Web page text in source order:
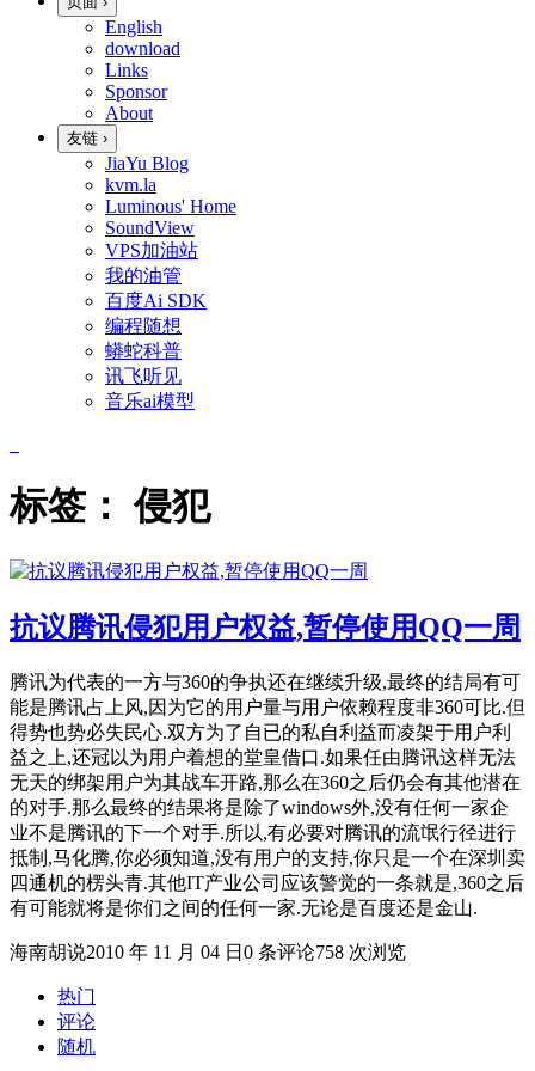
English
download
Links
Sponsor
About
友链 ›
JiaYu Blog
kvm.la
Luminous' Home
SoundView
VPS加油站
我的油管
百度Ai SDK
编程随想
蟒蛇科普
讯飞听见
音乐ai模型
标签：侵犯
抗议腾讯侵犯用户权益,暂停使用QQ一周
腾讯为代表的一方与360的争执还在继续升级,最终的结局有可
能是腾讯占上风,因为它的用户量与用户依赖程度非360可比.但
得势也势必失民心.双方为了自已的私自利益而凌架于用户利
益之上,还冠以为用户着想的堂皇借口.如果任由腾讯这样无法
无天的绑架用户为其战车开路,那么在360之后仍会有其他潜在
的对手.那么最终的结果将是除了windows外,没有任何一家企
业不是腾讯的下一个对手.所以,有必要对腾讯的流氓行径进行
抵制,马化腾,你必须知道,没有用户的支持,你只是一个在深圳卖
四通机的楞头青.其他IT产业公司应该警觉的一条就是,360之后
有可能就将是你们之间的任何一家.无论是百度还是金山.
海南胡说2010 年 11 月 04 日 0 条评论758 次浏览
热门
评论
随机